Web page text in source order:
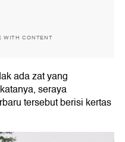
WITH CONTENT
ada zat yang
seraya
tersebut berisi kertas